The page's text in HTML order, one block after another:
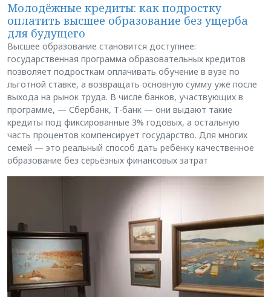
Молодёжные кредиты: как подростку
оплатить высшее образование без ущерба
для будущего
Высшее образование становится доступнее:
государственная программа образовательных кредитов
позволяет подросткам оплачивать обучение в вузе по
льготной ставке, а возвращать основную сумму уже после
выхода на рынок труда. В числе банков, участвующих в
программе, — Сбербанк, Т-банк — они выдают такие
кредиты под фиксированные 3% годовых, а остальную
часть процентов компенсирует государство. Для многих
семей — это реальный способ дать ребёнку качественное
образование без серьёзных финансовых затрат